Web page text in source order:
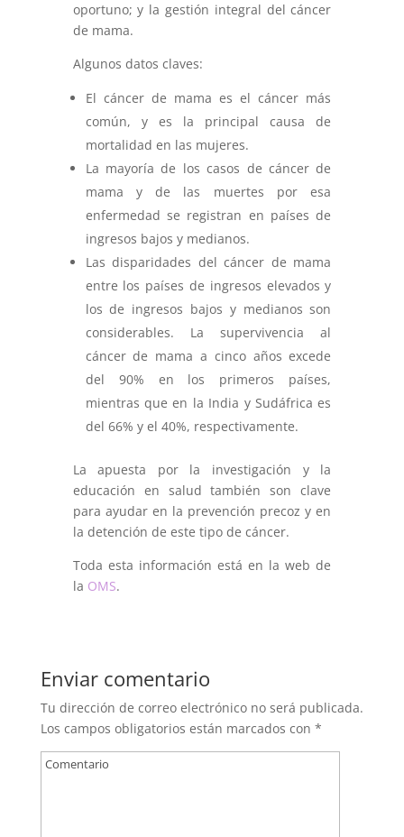
oportuno; y la gestión integral del cáncer
de mama.
Algunos datos claves:
El cáncer de mama es el cáncer más
común, y es la principal causa de
mortalidad en las mujeres.
La mayoría de los casos de cáncer de
mama y de las muertes por esa
enfermedad se registran en países de
ingresos bajos y medianos.
Las disparidades del cáncer de mama
entre los países de ingresos elevados y
los de ingresos bajos y medianos son
considerables. La supervivencia al
cáncer de mama a cinco años excede
del 90% en los primeros países,
mientras que en la India y Sudáfrica es
del 66% y el 40%, respectivamente.
La apuesta por la investigación y la
educación en salud también son clave
para ayudar en la prevención precoz y en
la detención de este tipo de cáncer.
Toda esta información está en la web de
la OMS.
Enviar comentario
Tu dirección de correo electrónico no será publicada.
Los campos obligatorios están marcados con *